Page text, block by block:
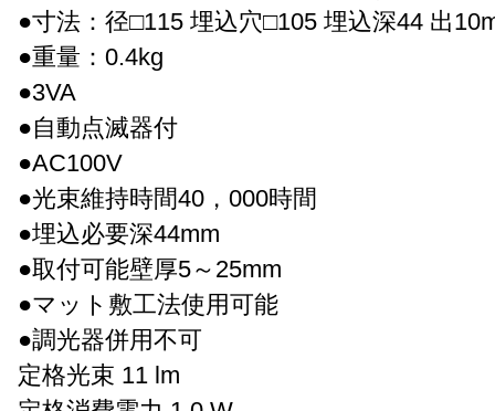
●寸法：径□115 埋込穴□105 埋込深44 出
●重量：0.4kg
●3VA
●自動点滅器付
●AC100V
●光束維持時間40，000時間
●埋込必要深44mm
●取付可能壁厚5～25mm
●マット敷工法使用可能
●調光器併用不可
定格光束 11 lm